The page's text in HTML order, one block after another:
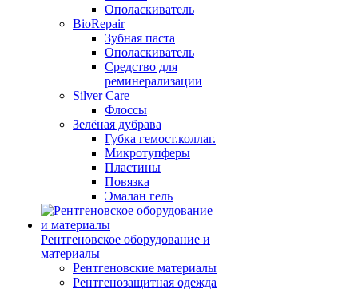
Ополаскиватель
BioRepair
Зубная паста
Ополаскиватель
Средство для
реминерализации
Silver Care
Флоссы
Зелёная дубрава
Губка гемост.коллаг.
Микротупферы
Пластины
Повязка
Эмалан гель
Рентгеновское оборудование и
материалы
Рентгеновские материалы
Рентгенозащитная одежда